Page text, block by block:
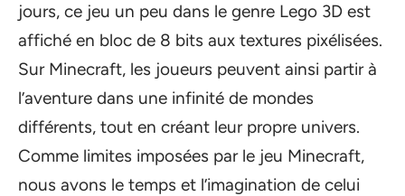
jours, ce jeu un peu dans le genre Lego 3D est
affiché en bloc de 8 bits aux textures pixélisées.
Sur Minecraft, les joueurs peuvent ainsi partir à
l’aventure dans une infinité de mondes
différents, tout en créant leur propre univers.
Comme limites imposées par le jeu Minecraft,
nous avons le temps et l’imagination de celui